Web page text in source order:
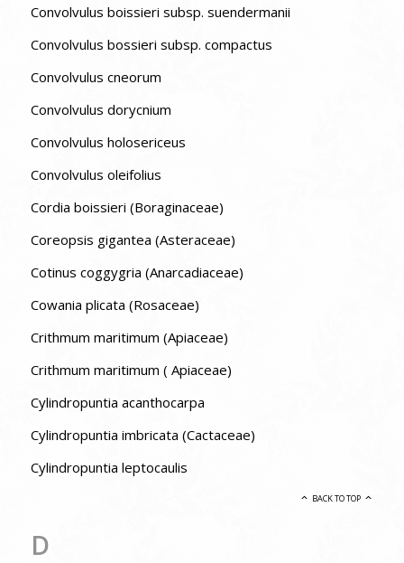
Convolvulus boissieri subsp. suendermanii
Convolvulus bossieri subsp. compactus
Convolvulus cneorum
Convolvulus dorycnium
Convolvulus holosericeus
Convolvulus oleifolius
Cordia boissieri (Boraginaceae)
Coreopsis gigantea (Asteraceae)
Cotinus coggygria (Anarcadiaceae)
Cowania plicata (Rosaceae)
Crithmum maritimum (Apiaceae)
Crithmum maritimum ( Apiaceae)
Cylindropuntia acanthocarpa
Cylindropuntia imbricata (Cactaceae)
Cylindropuntia leptocaulis
BACK TO TOP
D